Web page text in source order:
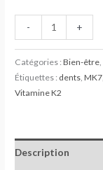
- +
Catégories :Bien-être
Étiquettes : dents ,MK7
Vitamine K2
Description